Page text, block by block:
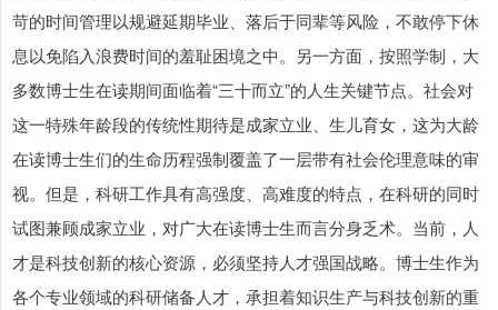
苛的时间管理以规避延期毕业、落后于同辈等风险，不敢停下休
息以免陷入浪费时间的羞耻困境之中。另一方面，按照学制，大
多数博士生在读期间面临着“三十而立”的人生关键节点。社会对
这一特殊年龄段的传统性期待是成家立业、生儿育女，这为大龄
在读博士生们的生命历程强制覆盖了一层带有社会伦理意味的审
视。但是，科研工作具有高强度、高难度的特点，在科研的同时
试图兼顾成家立业，对广大在读博士生而言分身乏术。当前，人
才是科技创新的核心资源，必须坚持人才强国战略。博士生作为
各个专业领域的科研储备人才，承担着知识生产与科技创新的重